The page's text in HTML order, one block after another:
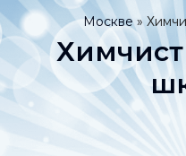
Москве»